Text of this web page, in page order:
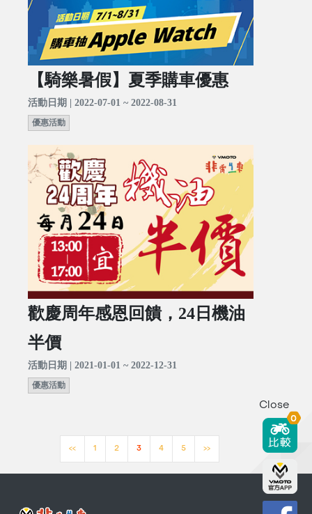
【騎樂暑假】夏季購車優惠
活動日期 | 2022-07-01 ~ 2022-08-31
優惠活動
歡慶周年感恩回饋，24日機油
半價
活動日期 | 2021-01-01 ~ 2022-12-31
優惠活動
<< 1 2 3 4 5 >>
Close
0